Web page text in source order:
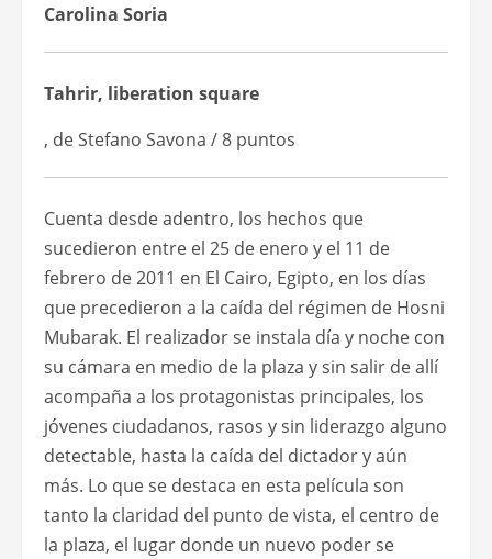
Carolina Soria
Tahrir, liberation square
, de Stefano Savona / 8 puntos
Cuenta desde adentro, los hechos que
sucedieron entre el 25 de enero y el 11 de
febrero de 2011 en El Cairo, Egipto, en los días
que precedieron a la caída del régimen de Hosni
Mubarak. El realizador se instala día y noche con
su cámara en medio de la plaza y sin salir de allí
acompaña a los protagonistas principales, los
jóvenes ciudadanos, rasos y sin liderazgo alguno
detectable, hasta la caída del dictador y aún
más. Lo que se destaca en esta película son
tanto la claridad del punto de vista, el centro de
la plaza, el lugar donde un nuevo poder se